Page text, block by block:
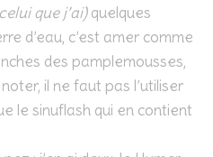
que j’ai)quelques
d’eau, c’est amer comme
des pamplemousses,
il ne faut pas l’utiliser
le sinuflash qui en contient